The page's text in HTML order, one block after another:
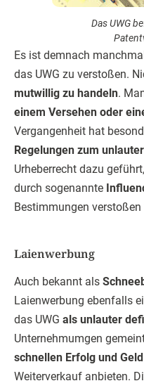
Das UWG
Es ist demnach
das UWG zu verstoßen.
mutwillig zu handeln.
einem Versehen oder
Vergangenheit hat
Regelungen zum
Urheberrecht dazu
durch sogenannte
Bestimmungen verstoßen
Laienwerbung
Auch bekannt als
Laienwerbung ebenfalls
das UWG als unlauter
Unternehmumgen
schnellen Erfolg und Geld
Weiterverkauf anbieten.